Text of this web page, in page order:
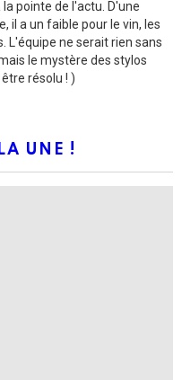
pointe de l'actu. D'une
il a un faible pour le vin, les
L'équipe ne serait rien sans
le mystère des stylos
résolu ! )
UNE !